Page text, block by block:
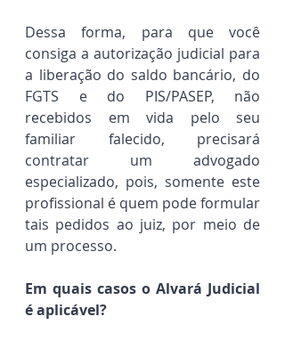
Dessa forma, para que você
consiga a autorização judicial para
a liberação do saldo bancário, do
FGTS e do PIS/PASEP, não
recebidos em vida pelo seu
familiar falecido, precisará
contratar um advogado
especializado, pois, somente este
profissional é quem pode formular
tais pedidos ao juiz, por meio de
um processo.
Em quais casos o Alvará Judicial
é aplicável?